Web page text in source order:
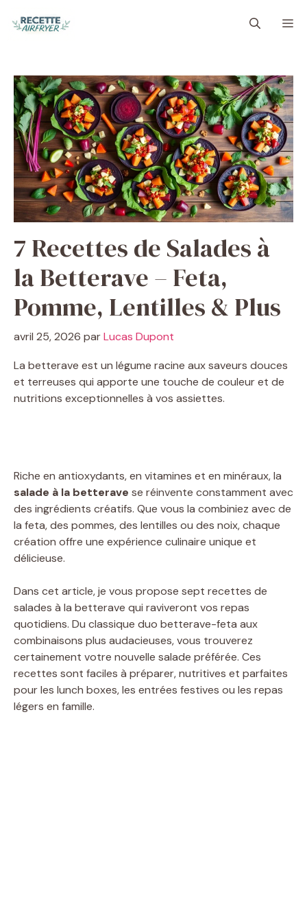
7 Recettes de Salades à
la Betterave – Feta,
Pomme, Lentilles & Plus
avril 25, 2026 parLucas Dupont
La betterave est un légume racine aux saveurs douces
et terreuses qui apporte une touche de couleur et de
nutritions exceptionnelles à vos assiettes.
Riche en antioxydants, en vitamines et en minéraux, la
salade à la betterave se réinvente constamment avec
des ingrédients créatifs. Que vous la combiniez avec de
la feta, des pommes, des lentilles ou des noix, chaque
création offre une expérience culinaire unique et
délicieuse.
Dans cet article, je vous propose sept recettes de
salades à la betterave qui raviveront vos repas
quotidiens. Du classique duo betterave-feta aux
combinaisons plus audacieuses, vous trouverez
certainement votre nouvelle salade préférée. Ces
recettes sont faciles à préparer, nutritives et parfaites
pour les lunch boxes, les entrées festives ou les repas
légers en famille.